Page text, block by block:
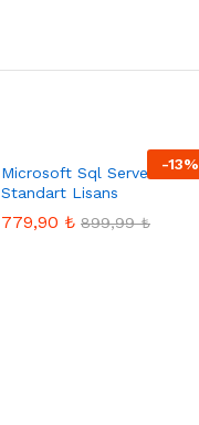
-13%
Microsoft Sql Server 2019
Standart Lisans
779,90 ₺ 899,99₺